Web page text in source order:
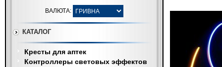
ВАЛЮТА:
КАТАЛОГ
Кресты для аптек
Контроллеры световых эффектов